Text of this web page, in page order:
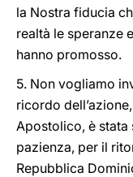
la Nostra fiducia
realtà le speranze
hanno promosso.
5. Non vogliamo
ricordo
Apostolico, è stata
pazienza, per il
Repubblica